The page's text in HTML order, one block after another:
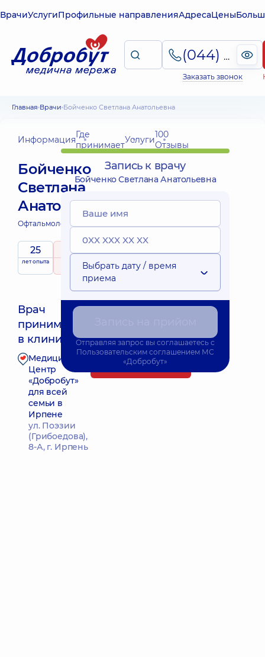
ВрачиУслугиПрофильные направленияАдресаЦены
(044) 495-2-888
Заказать звонок
Главная Врачи Бойченко Светлана Анатольевна
ИнформацияГде
принимаетУслуги100
Отзывы
Бойченко
Светлана
Анатольевна
Офтальмолог;Офтальмолог детский;
25
лет опыта
5 / 5
рейтингна основе
100 Отзывы
принимает
детей
Врач
принимает
в клинике
Медицинский
Центр
«Добробут»
для всей
семьи в
Ирпене
ул. Поэзии
(Грибоедова),
8-А, г. Ирпень
Запись к врачу
Запись к врачу
Бойченко Светлана Анатольевна
Выбрать дату / время
приема
Отправляя запрос вы соглашаетесь с
Пользовательским соглашением МС
«Добробут»